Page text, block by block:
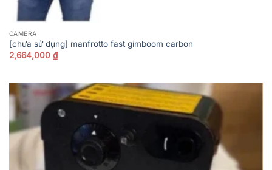
CAMERA
[chưa sử dụng] manfrotto fast gimboom carbon
2,664,000 ₫